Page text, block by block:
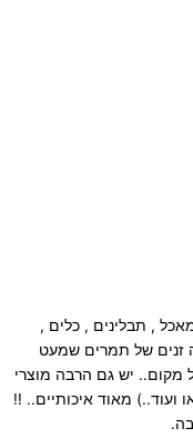
, תבלינים , כלים ,
זנים של תמרים שמעט
מקום.. יש גם הרבה מוצרי
ועוד..) מאוד איכותיים.. !!